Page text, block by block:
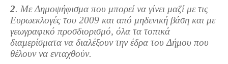
Δημοτικά Τραγούδια
Videos
Albums Φωτογραφιών
Παλιές Φωτογραφίες του 1930
2. Με Δημοψήφισμα που μπορεί να γίνει μαζί με τις
Ευρωεκλογές του 2009 και από μηδενική βάση και με
γεωγραφικό προσδιορισμό, όλα τα τοπικά
διαμερίσματα να διαλέξουν την έδρα του Δήμου που
θέλουν να ενταχθούν.